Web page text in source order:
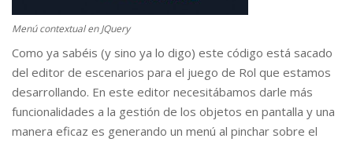
Menú contextual en JQuery
Como ya sabéis (y sino ya lo digo) este código está sacado
del editor de escenarios para el juego de Rol que estamos
desarrollando. En este editor necesitábamos darle más
funcionalidades a la gestión de los objetos en pantalla y una
manera eficaz es generando un menú al pinchar sobre el